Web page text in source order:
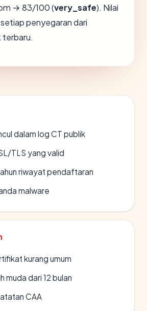
→ 83/100 (very_safe). Nilai
penyegaran dari
dalam log CT publik
TLS yang valid
riwayat pendaftaran
malware
kurang umum
muda dari 12 bulan
CAA